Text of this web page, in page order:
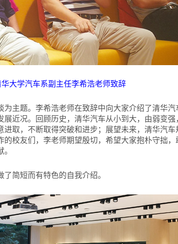
华大学汽车系副主任李希浩老师致辞
主题。李希浩老师在致辞中向大家介绍了清华
近况。回顾历史，清华汽车从小到大，由弱变
取，不断取得突破和进步；展望未来，清华汽
校友们，李老师期望殷切，希望大家抱朴守拙
简短而有特色的自我介绍。